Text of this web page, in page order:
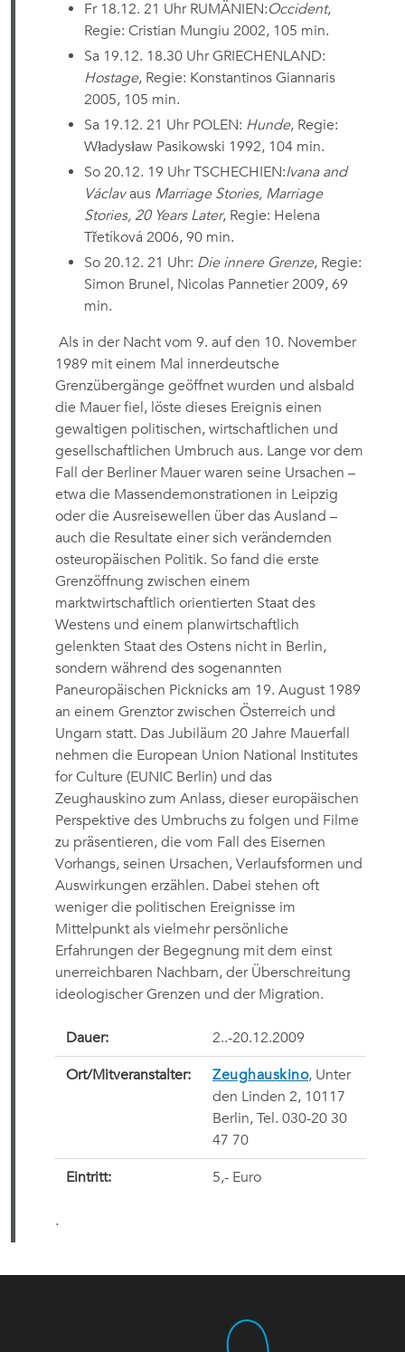
Fr 18.12. 21 Uhr RUMÄNIEN:Occident,
Regie: Cristian Mungiu 2002, 105 min.
Sa 19.12. 18.30 Uhr GRIECHENLAND:
Hostage, Regie: Konstantinos Giannaris
2005, 105 min.
Sa 19.12. 21 Uhr POLEN: Hunde, Regie:
Władysław Pasikowski 1992, 104 min.
So 20.12. 19 Uhr TSCHECHIEN:Ivana and
Václavaus Marriage Stories, Marriage
Stories, 20 Years Later, Regie: Helena
Třetíková 2006, 90 min.
So 20.12. 21 Uhr: Die innere Grenze, Regie:
Simon Brunel, Nicolas Pannetier 2009, 69
min.
Als in der Nacht vom 9. auf den 10. November
1989 mit einem Mal innerdeutsche
Grenzübergänge geöffnet wurden und alsbald
die Mauer fiel, löste dieses Ereignis einen
gewaltigen politischen, wirtschaftlichen und
gesellschaftlichen Umbruch aus. Lange vor dem
Fall der Berliner Mauer waren seine Ursachen –
etwa die Massendemonstrationen in Leipzig
oder die Ausreisewellen über das Ausland –
auch die Resultate einer sich verändernden
osteuropäischen Politik. So fand die erste
Grenzöffnung zwischen einem
marktwirtschaftlich orientierten Staat des
Westens und einem planwirtschaftlich
gelenkten Staat des Ostens nicht in Berlin,
sondern während des sogenannten
Paneuropäischen Picknicks am 19. August 1989
an einem Grenztor zwischen Österreich und
Ungarn statt. Das Jubiläum 20 Jahre Mauerfall
nehmen die European Union National Institutes
for Culture (EUNIC Berlin) und das
Zeughauskino zum Anlass, dieser europäischen
Perspektive des Umbruchs zu folgen und Filme
zu präsentieren, die vom Fall des Eisernen
Vorhangs, seinen Ursachen, Verlaufsformen und
Auswirkungen erzählen. Dabei stehen oft
weniger die politischen Ereignisse im
Mittelpunkt als vielmehr persönliche
Erfahrungen der Begegnung mit dem einst
unerreichbaren Nachbarn, der Überschreitung
ideologischer Grenzen und der Migration.
Dauer: 2..-20.12.2009
Ort/Mitveranstalter: Zeughauskino, Unter
den Linden 2, 10117
Berlin, Tel. 030-20 30
47 70
Eintritt: 5,- Euro
.